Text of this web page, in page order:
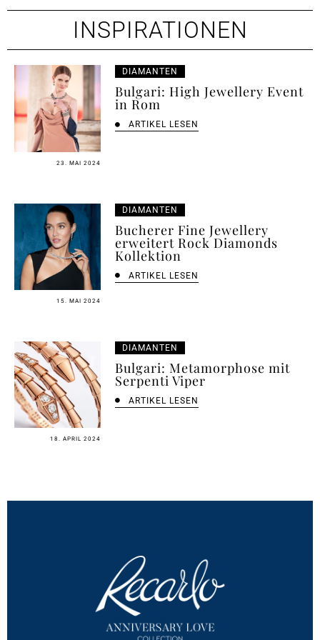
INSPIRATIONEN
23. MAI 2024
DIAMANTEN
Bulgari: High Jewellery Event
in Rom
ARTIKEL LESEN
15. MAI 2024
DIAMANTEN
Bucherer Fine Jewellery
erweitert Rock Diamonds
Kollektion
ARTIKEL LESEN
18. APRIL 2024
DIAMANTEN
Bulgari: Metamorphose mit
Serpenti Viper
ARTIKEL LESEN